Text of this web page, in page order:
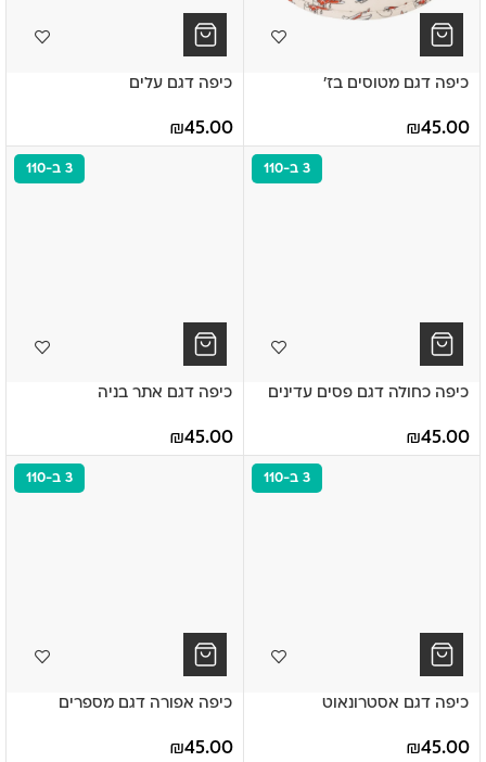
כיפה דגם מטוסים בז'
45.00
₪
כיפה דגם עלים
45.00
₪
3 ב-110
כיפה כחולה דגם פסים עדינים
45.00
₪
3 ב-110
כיפה דגם אתר בניה
45.00
₪
3 ב-110
כיפה דגם אסטרונאוט
45.00
₪
3 ב-110
כיפה אפורה דגם מספרים
45.00
₪